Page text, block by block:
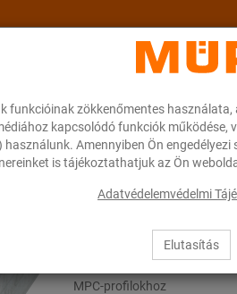
funkcióinak zökkenőmentes
kapcsolódó funkciók
használunk. Amennyiben Ön
is tájékoztathatjuk az Ön
Adatvédelemvédelmi
Elutasítás
A MÜPRO-ról
MPC-profilokhoz